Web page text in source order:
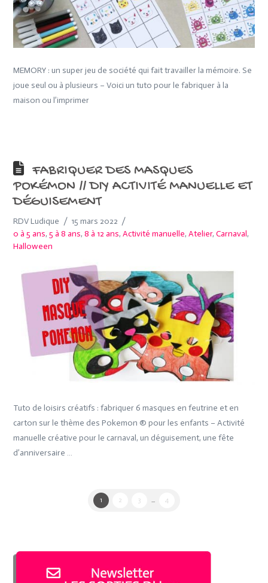
MEMORY : un super jeu de société qui fait travailler la mémoire. Se
joue seul ou à plusieurs – Voici un tuto pour le fabriquer à la
maison ou l’imprimer
FABRIQUER DES MASQUES
POKÉMON // DIY ACTIVITÉ MANUELLE ET
DÉGUISEMENT
RDV Ludique
15 mars 2022
0 à 5 ans,5 à 8 ans,8 à 12 ans,Activité manuelle,Atelier,Carnaval,
Halloween
Tuto de loisirs créatifs : fabriquer 6 masques en feutrine et en
carton sur le thème des Pokemon ® pour les enfants – Activité
manuelle créative pour le carnaval, un déguisement, une fête
d’anniversaire …
1 2 3 ... 4